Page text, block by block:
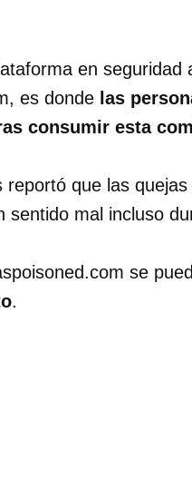
en seguridad
es donde las
consumir esta
reportó que las
sentido mal incluso
se
.